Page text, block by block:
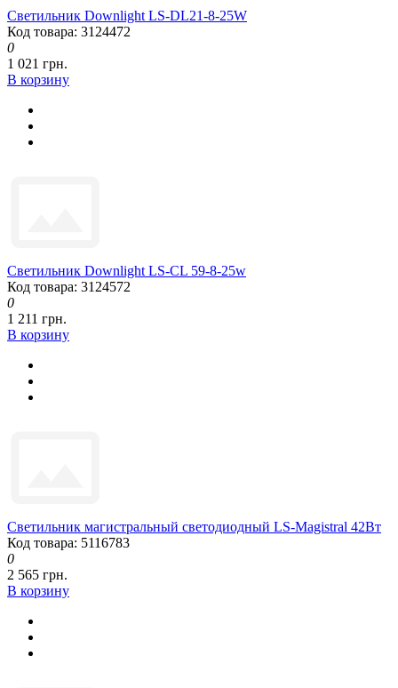
Светильник Downlight LS-DL21-8-25W
Код товара: 3124472
0
1 021 грн.
В корзину
Светильник Downlight LS-CL 59-8-25w
Код товара: 3124572
0
1 211 грн.
В корзину
Светильник магистральный светодиодный LS-Magistral 42Вт
Код товара: 5116783
0
2 565 грн.
В корзину